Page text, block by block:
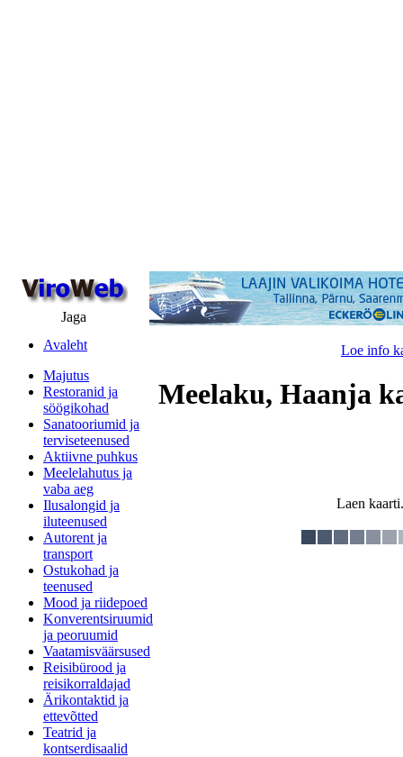
Jaga
Avaleht
Majutus
Restoranid ja
söögikohad
Sanatooriumid ja
terviseteenused
Aktiivne puhkus
Meelelahutus ja
vaba aeg
Ilusalongid ja
iluteenused
Autorent ja
transport
Ostukohad ja
teenused
Mood ja riidepoed
Konverentsiruumid
ja peoruumid
Vaatamisväärsused
Reisibürood ja
reisikorraldajad
Ärikontaktid ja
ettevõtted
Teatrid ja
kontserdisaalid
Loe info
Meelaku, Haanja
Laen